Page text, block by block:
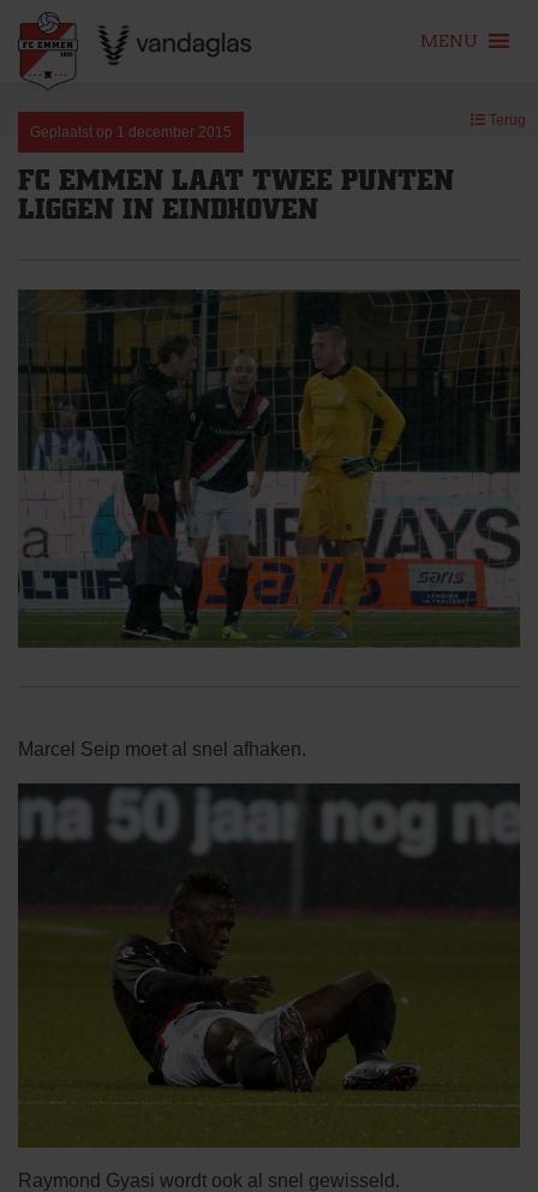
content
MENU
Geplaatst op 1 december 2015
Terug
FC EMMEN LAAT TWEE PUNTEN
LIGGEN IN EINDHOVEN
Marcel Seip moet al snel afhaken.
Raymond Gyasi wordt ook al snel gewisseld.